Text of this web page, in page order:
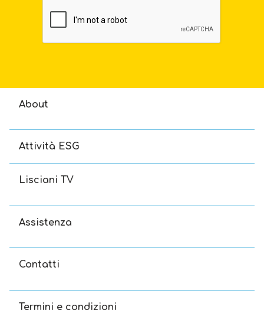
About
Attività ESG
Lisciani TV
Assistenza
Contatti
Termini e condizioni